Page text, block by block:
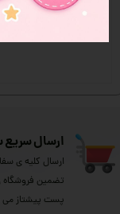
ارسال
ارسال کلیه ی
تضمین فروشگاه
پست پیشتاز می